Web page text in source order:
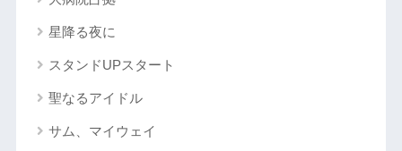
星降る夜に
スタンドUPスタート
聖なるアイドル
サム、マイウェイ